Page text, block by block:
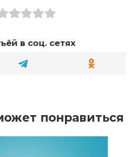
в соц. сетях
понравиться